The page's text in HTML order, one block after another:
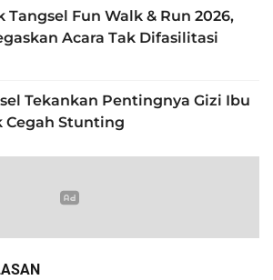
Tangsel Fun Walk & Run 2026,
Acara Tak Difasilitasi
Tekankan Pentingnya Gizi Ibu
Cegah Stunting